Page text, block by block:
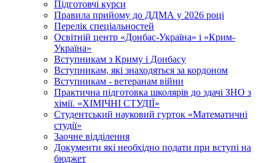
Підготовчі курси
Правила прийому до ДДМА у 2026 році
Перелік спеціальностей
Освітній центр «Донбас-Україна» і «Крим-
Україна»
Вступникам з Криму і Донбасу
Вступникам, які знаходяться за кордоном
Вступникам - ветеранам війни
Практична підготовка школярів до здачі ЗНО з
хімії. «ХІМІЧНІ СТУДІЇ»
Студентський науковий гурток «Математичні
студії»
Заочне відділення
Документи які необхідно подати при вступі на
бюджет